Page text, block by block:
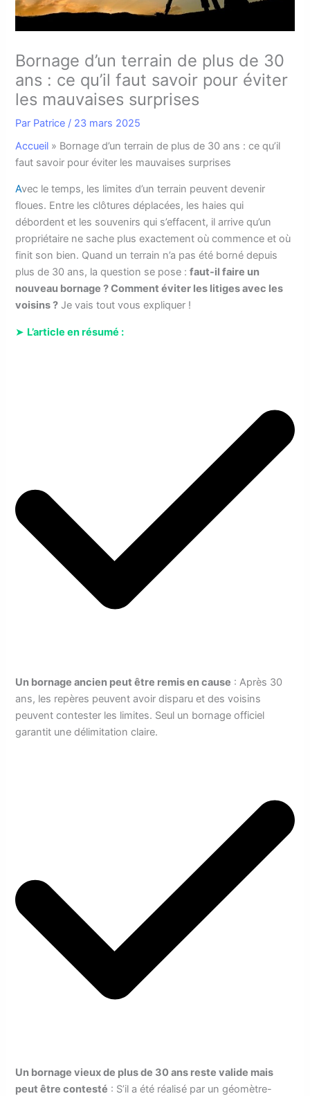
Bornage d’un terrain de plus de 30
ans : ce qu’il faut savoir pour éviter
les mauvaises surprises
Par Patrice / 23 mars 2025
Accueil » Bornage d’un terrain de plus de 30 ans : ce qu’il
faut savoir pour éviter les mauvaises surprises
Avec le temps, les limites d’un terrain peuvent devenir
floues. Entre les clôtures déplacées, les haies qui
débordent et les souvenirs qui s’effacent, il arrive qu’un
propriétaire ne sache plus exactement où commence et où
finit son bien. Quand un terrain n’a pas été borné depuis
plus de 30 ans, la question se pose :faut-il faire un
nouveau bornage ? Comment éviter les litiges avec les
voisins ? Je vais tout vous expliquer !
➤ L’article en résumé :
Un bornage ancien peut être remis en cause : Après 30
ans, les repères peuvent avoir disparu et des voisins
peuvent contester les limites. Seul un bornage officiel
garantit une délimitation claire.
Un bornage vieux de plus de 30 ans reste valide mais
peut être contesté : S’il a été réalisé par un géomètre-